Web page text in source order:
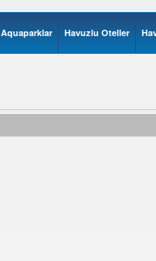
Aquaparklar Havuzlu Oteller